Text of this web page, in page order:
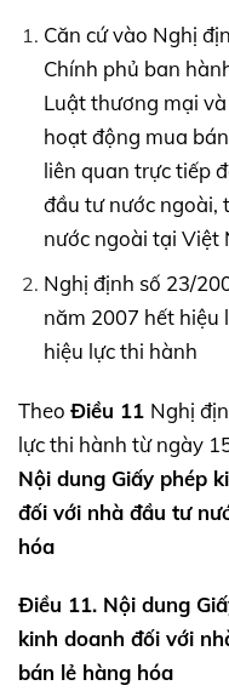
Căn cứ vào Nghị
Chính phủ ban
Luật thương mại
hoạt động mua
liên quan trực tiếp
đầu tư nước ngoài,
nước ngoài tại Việt
Nghị định số 23/
năm 2007 hết hiệu
hiệu lực thi hành
Theo Điều 11 Nghị
lực thi hành từ ngày
Nội dung Giấy phép
đối với nhà đầu tư
hóa
Điều 11. Nội dung
kinh doanh đối với
bán lẻ hàng hóa